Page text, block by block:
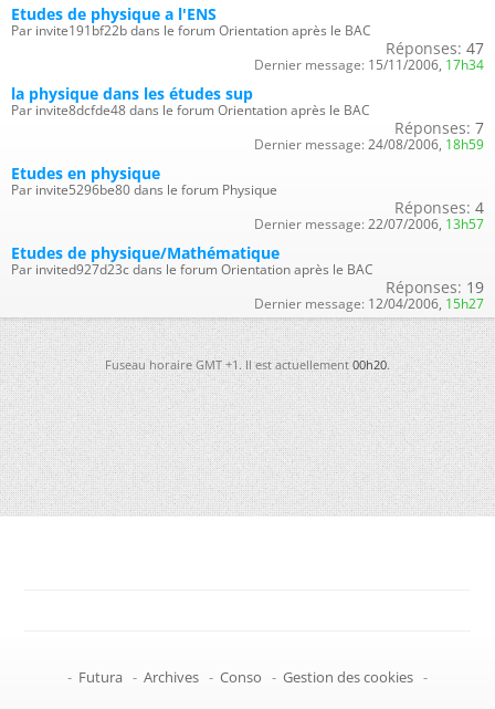
Etudes de physique a l'ENS
Par invite191bf22b dans le forum Orientation après le BAC
Réponses: 47
Dernier message: 15/11/2006, 17h34
la physique dans les études sup
Par invite8dcfde48 dans le forum Orientation après le BAC
Réponses: 7
Dernier message: 24/08/2006, 18h59
Etudes en physique
Par invite5296be80 dans le forum Physique
Réponses: 4
Dernier message: 22/07/2006, 13h57
Etudes de physique/Mathématique
Par invited927d23c dans le forum Orientation après le BAC
Réponses: 19
Dernier message: 12/04/2006, 15h27
Fuseau horaire GMT +1. Il est actuellement00h20.
- Futura - Archives - Conso - Gestion des cookies -